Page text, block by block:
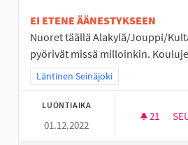
EI ETENE ÄÄNESTYKSEEN
Nuoret täällä Alakylä/Jouppi/
pyörivät missä milloinkin.
Rajaa tulokset teeman mukaan:
Läntinen Seinäjoki
LUONTIAIKA
01.12.2022
21 21